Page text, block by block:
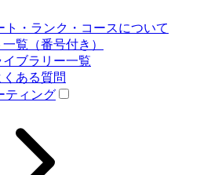
ト・ランク・コースについて
覧（番号付き）
ブラリー一覧
ある質問
ティング